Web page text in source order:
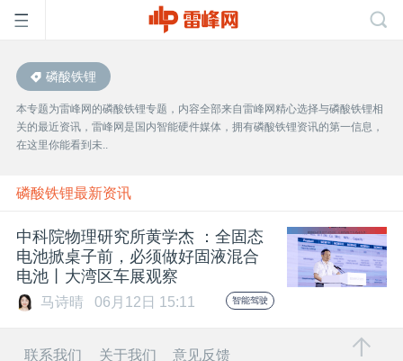
首
页
雷
峰
网
公
磷酸铁锂
本专题为雷峰网的磷酸铁锂专题，内容全部来自雷峰网精心选择与磷酸铁锂相
关的最近资讯，雷峰网是国内智能硬件媒体，拥有磷酸铁锂资讯的第一信息，
在这里你能看到未..
磷酸铁锂最新资讯
中科院物理研究所黄学杰 ：全固态
电池掀桌子前，必须做好固液混合
电池丨大湾区车展观察
马诗晴 06月12日 15:11 智能驾驶
联系我们 关于我们
意见反馈